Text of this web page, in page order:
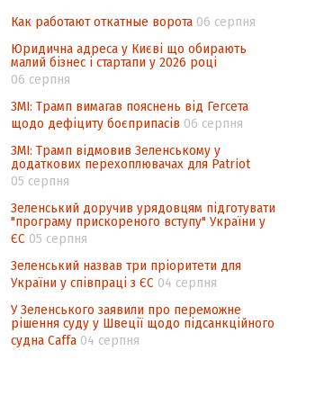
Інформаційна безпека суспільства
Как работают откатные ворота 06 серпня
Юридична адреса у Києві що обирають
малий бізнес і стартапи у 2026 році
06 серпня
ЗМІ: Трамп вимагав пояснень від Гегсета
щодо дефіциту боєприпасів 06 серпня
ЗМІ: Трамп відмовив Зеленському у
додаткових перехоплювачах для Patriot
05 серпня
Зеленський доручив урядовцям підготувати
"програму прискореного вступу" України у
ЄС 05 серпня
Зеленський назвав три пріоритети для
України у співпраці з ЄС 04 серпня
У Зеленського заявили про переможне
рішення суду у Швеції щодо підсанкційного
судна Caffa 04 серпня